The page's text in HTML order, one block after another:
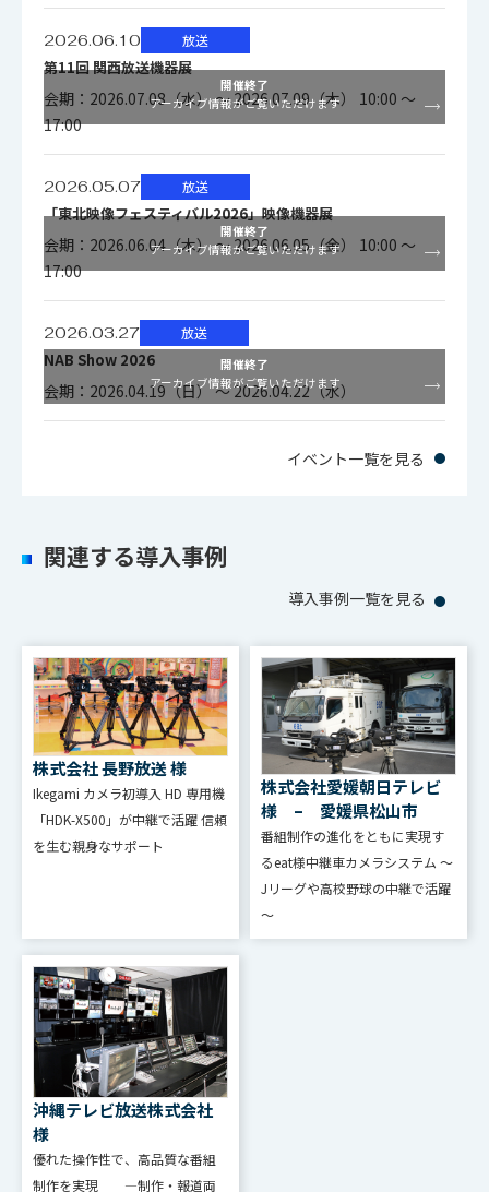
2026.06.10 放送
第11回 関西放送機器展
会期：2026.07.08（水） ～ 2026.07.09（木） 10:00 ～
17:00
開催終了
アーカイブ情報がご覧いただけます
2026.05.07 放送
「東北映像フェスティバル2026」映像機器展
会期：2026.06.04（木） ～ 2026.06.05（金） 10:00 ～
17:00
開催終了
アーカイブ情報がご覧いただけます
2026.03.27 放送
NAB Show 2026
会期：2026.04.19（日） ～ 2026.04.22（水）
開催終了
アーカイブ情報がご覧いただけます
イベント一覧を見る
関連する導入事例
導入事例一覧を見る
株式会社 長野放送 様
Ikegami カメラ初導⼊ HD 専⽤機
「HDK-X500」が中継で活躍 信頼
を⽣む親⾝なサポート
株式会社愛媛朝日テレビ
様 – 愛媛県松山市
番組制作の進化をともに実現す
るeat様中継車カメラシステム ～
Jリーグや高校野球の中継で活躍
～
沖縄テレビ放送株式会社
様
優れた操作性で、高品質な番組
制作を実現 ―制作・報道両